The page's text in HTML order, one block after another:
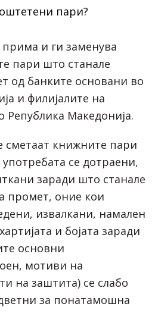
и ги заменува
пари што станале
од банките основани во
и филијалите на
Република Македонија.
сметаат книжните пари
се дотраени,
заради што станале
промет, оние кои
извалкани, намален
и бојата заради
основни
мотиви на
на заштита) се слабо
за понатамошна